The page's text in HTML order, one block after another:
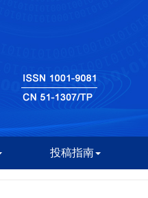
投稿指南